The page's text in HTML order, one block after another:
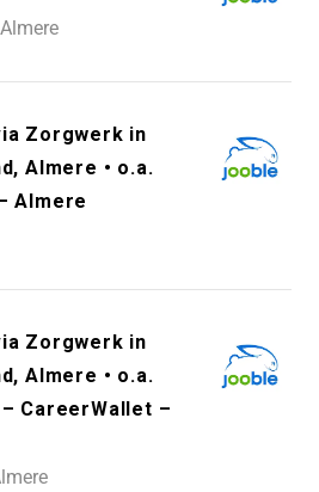
Almere
Zorgwerk in
Almere • o.a.
Almere
Zorgwerk in
Almere • o.a.
CareerWallet –